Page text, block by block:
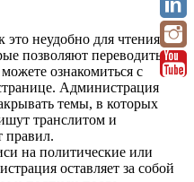
это неудобно для чтения.
позволяют переводить
ознакомиться с
Администрация
темы, в которых
транслитом и
правил.
на политические или
оставляет за собой